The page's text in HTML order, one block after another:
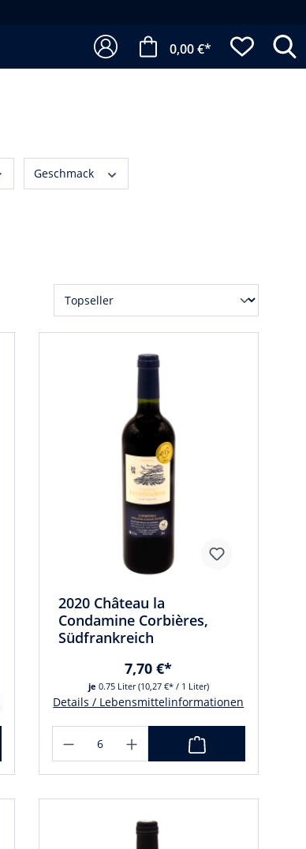
0,00 €*
Geschmack
2020 Château la
Condamine Corbières,
Südfrankreich
je 0.75 Liter(10,27 €* / 1 Liter)
7,70 €*
Details / Lebensmittelinformationen